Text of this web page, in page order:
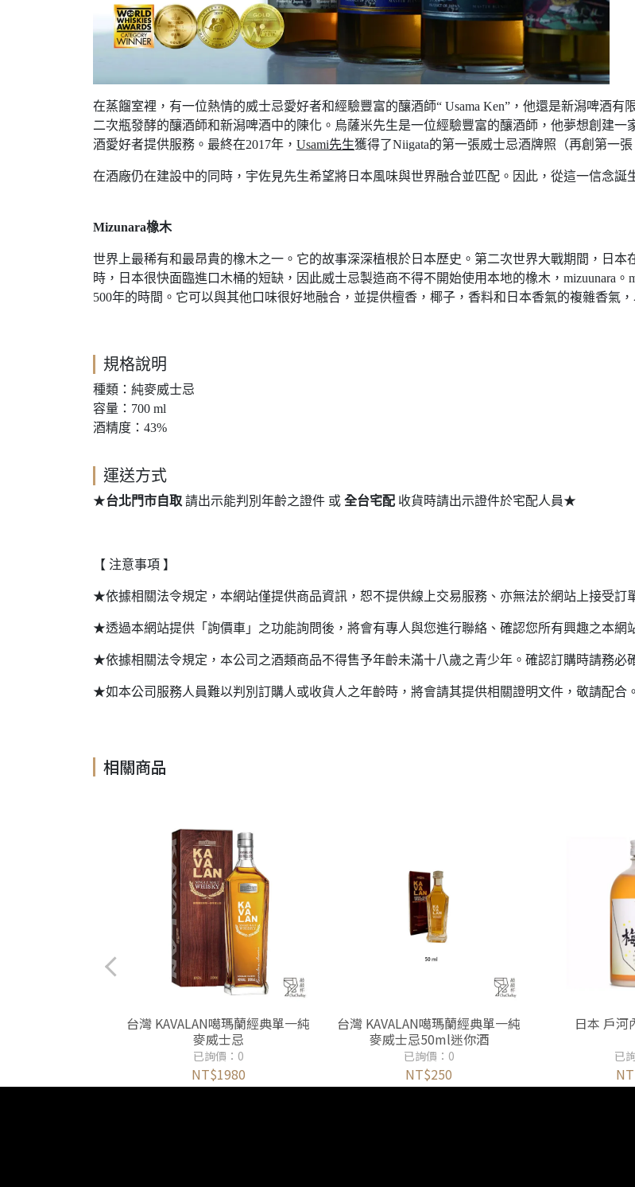
在蒸餾室裡，有一位熱情的威士忌愛好者和經驗豐富的釀酒師“ Usama Ken”，他還是新潟啤酒有
二次瓶發酵的釀酒師和新潟啤酒中的陳化。烏薩米先生是一位經驗豐富的釀酒師，他夢想創建
酒愛好者提供服務。最終在2017年， Usami先生獲得了Niigata的第一張威士忌酒牌照（再創第一
在酒廠仍在建設中的同時，宇佐見先生希望將日本風味與世界融合並匹配。因此，從這一信念誕
Mizunara橡木
世界上最稀有和最昂貴的橡木之一。它的故事深深植根於日本歷史。第二次世界大戰期間，日
時，日本很快面臨進口木桶的短缺，因此威士忌製造商不得不開始使用本地的橡木，mizuunara
500年的時間。它可以與其他口味很好地融合，並提供檀香，椰子，香料和日本香氣的複雜香氣
規格說明
種類：純麥威士忌
容量：700 ml
酒精度：43%
運送方式
★台北門市自取 請出示能判別年齡之證件 或 全台宅配 收貨時請出示證件於宅配人員★
【 注意事項 】
★依據相關法令規定，本網站僅提供商品資訊，恕不提供線上交易服務、亦無法於網站上接受訂
★透過本網站提供「詢價車」之功能詢問後，將會有專人與您進行聯絡、確認您所有興趣之本網
★依據相關法令規定，本公司之酒類商品不得售予年齡未滿十八歲之青少年。確認訂購時請務必
★如本公司服務人員難以判別訂購人或收貨人之年齡時，將會請其提供相關證明文件，敬請配合。
相關商品
台灣 KAVALAN噶瑪蘭經典單一純
麥威士忌
已詢價：0
NT$1980
台灣 KAVALAN噶瑪蘭經典單一純
麥威士忌50ml迷你酒
已詢價：0
NT$250
日本 戶河
已